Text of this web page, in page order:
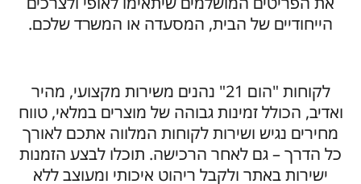
הייחודיים של הבית, המסעדה או המשרד שלכם.
לקוחות "הום 21" נהנים משירות מקצועי, מהיר
ואדיב, הכולל זמינות גבוהה של מוצרים במלאי, טווח
מחירים נגיש ושירות לקוחות המלווה אתכם לאורך
כל הדרך – גם לאחר הרכישה. תוכלו לבצע הזמנות
ישירות באתר ולקבל ריהוט איכותי ומעוצב ללא